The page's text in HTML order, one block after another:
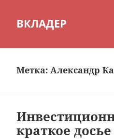
ВКЛАДЕР
Метка:Александр
краткое